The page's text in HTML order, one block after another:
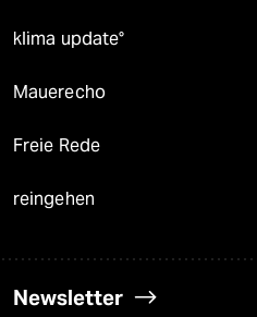
klima update°
Mauerecho
Freie Rede
reingehen
Newsletter